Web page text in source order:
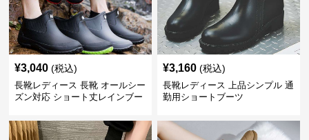
¥3,040 (税込)
長靴レディース 長靴 オールシー
ズン対応 ショート丈レインブー
¥3,160 (税込)
長靴レディース 上品シンプル 通
勤用ショートブーツ